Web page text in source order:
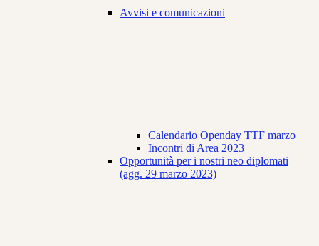
Avvisi e comunicazioni
Calendario Openday TTF marzo
Incontri di Area 2023
Opportunità per i nostri neo diplomati
(agg. 29 marzo 2023)